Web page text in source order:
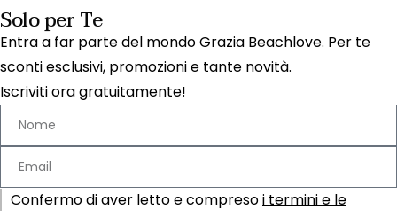
Solo per Te
Entra a far parte del mondo Grazia Beachlove. Per te
sconti esclusivi, promozioni e tante novità.
Iscriviti ora gratuitamente!
Confermo di aver letto e compresoi termini e le